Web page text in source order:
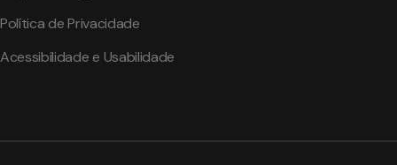
Política de Privacidade
Acessibilidade e Usabilidade